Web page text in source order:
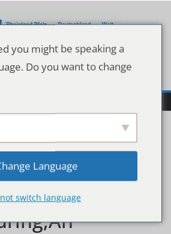
you might be speaking a
Do you want to change
Language
switch language